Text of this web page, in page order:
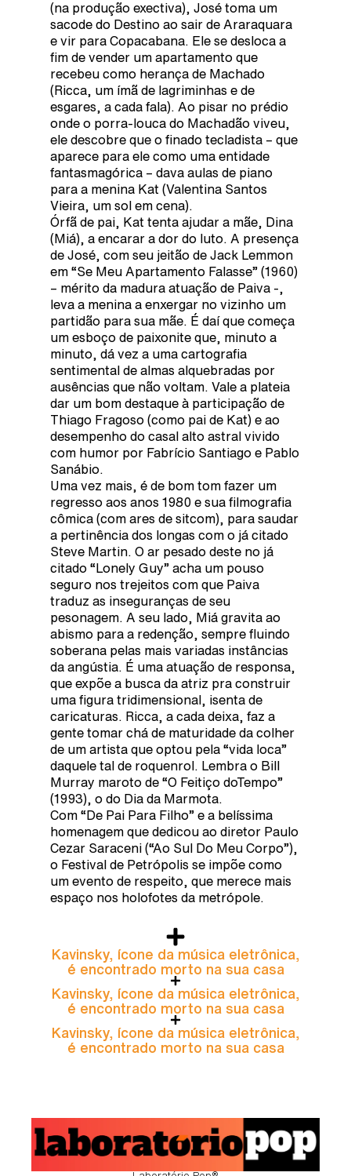
(na produção exectiva), José toma um
sacode do Destino ao sair de Araraquara
e vir para Copacabana. Ele se desloca a
fim de vender um apartamento que
recebeu como herança de Machado
(Ricca, um ímã de lagriminhas e de
esgares, a cada fala). Ao pisar no prédio
onde o porra-louca do Machadão viveu,
ele descobre que o finado tecladista – que
aparece para ele como uma entidade
fantasmagórica – dava aulas de piano
para a menina Kat (Valentina Santos
Vieira, um sol em cena).
Órfã de pai, Kat tenta ajudar a mãe, Dina
(Miá), a encarar a dor do luto. A presença
de José, com seu jeitão de Jack Lemmon
em “Se Meu Apartamento Falasse” (1960)
– mérito da madura atuação de Paiva -,
leva a menina a enxergar no vizinho um
partidão para sua mãe. É daí que começa
um esboço de paixonite que, minuto a
minuto, dá vez a uma cartografia
sentimental de almas alquebradas por
ausências que não voltam. Vale a plateia
dar um bom destaque à participação de
Thiago Fragoso (como pai de Kat) e ao
desempenho do casal alto astral vivido
com humor por Fabrício Santiago e Pablo
Sanábio.
Uma vez mais, é de bom tom fazer um
regresso aos anos 1980 e sua filmografia
cômica (com ares de sitcom), para saudar
a pertinência dos longas com o já citado
Steve Martin. O ar pesado deste no já
citado “Lonely Guy” acha um pouso
seguro nos trejeitos com que Paiva
traduz as inseguranças de seu
pesonagem. A seu lado, Miá gravita ao
abismo para a redenção, sempre fluindo
soberana pelas mais variadas instâncias
da angústia. É uma atuação de responsa,
que expõe a busca da atriz pra construir
uma figura tridimensional, isenta de
caricaturas. Ricca, a cada deixa, faz a
gente tomar chá de maturidade da colher
de um artista que optou pela “vida loca”
daquele tal de roquenrol. Lembra o Bill
Murray maroto de “O Feitiço doTempo”
(1993), o do Dia da Marmota.
Com “De Pai Para Filho” e a belíssima
homenagem que dedicou ao diretor Paulo
Cezar Saraceni (“Ao Sul Do Meu Corpo”),
o Festival de Petrópolis se impõe como
um evento de respeito, que merece mais
espaço nos holofotes da metrópole.
Kavinsky, ícone da música eletrônica,
é encontrado morto na sua casa
Kavinsky, ícone da música eletrônica,
é encontrado morto na sua casa
Kavinsky, ícone da música eletrônica,
é encontrado morto na sua casa